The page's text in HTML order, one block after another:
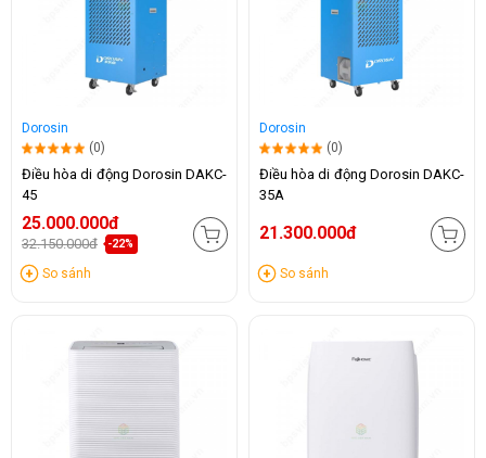
Dorosin
(0)
Điều hòa di động Dorosin DAKC-
45
25.000.000đ
32.150.000đ -22%
So sánh
Dorosin
(0)
Điều hòa di động Dorosin DAKC-
35A
21.300.000đ
So sánh